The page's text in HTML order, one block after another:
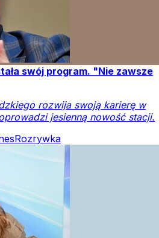
swój program. "Nie zawsze
rozwija swoją karierę w
jesienną nowość stacji.
Rozrywka